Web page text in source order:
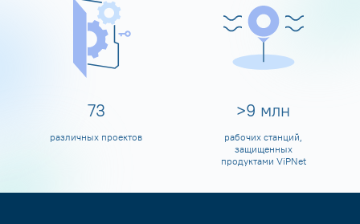
80
различных проектов
>10 млн
рабочих станций,
защищенных
продуктами ViPNet